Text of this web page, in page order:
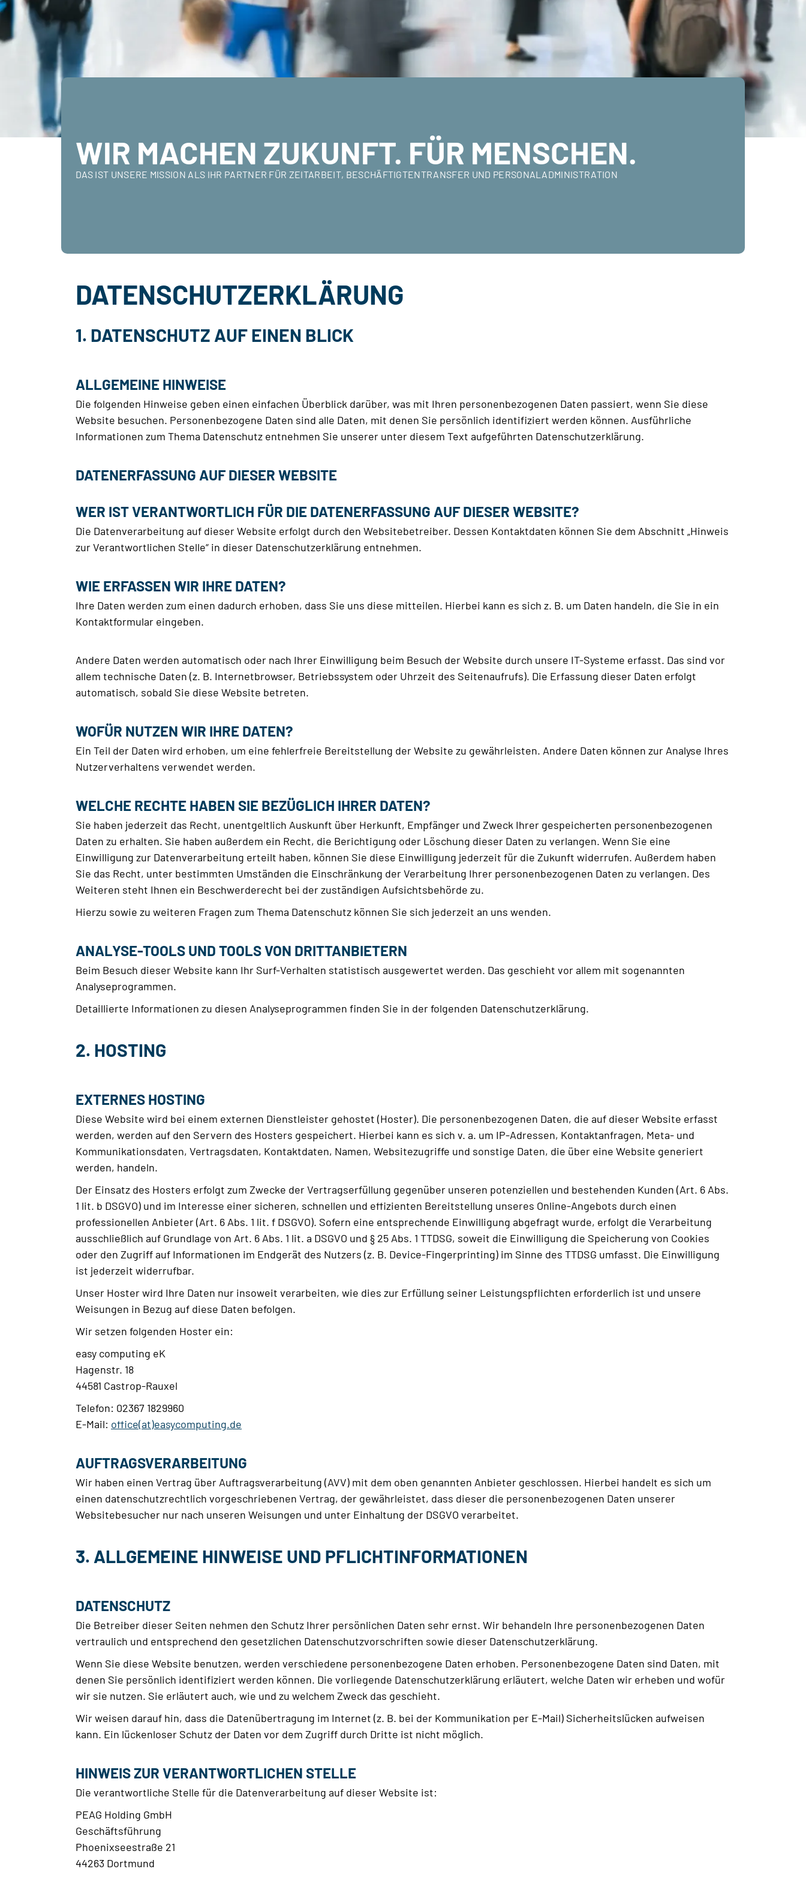
WIR MACHEN ZUKUNFT. FÜR MENSCHEN.
DAS IST UNSERE MISSION ALS IHR PARTNER FÜR ZEITARBEIT, BESCHÄFTIGTENTRANSFER UND PERSONALADMINISTRATION
DATENSCHUTZERKLÄRUNG
1. DATENSCHUTZ AUF EINEN BLICK
ALLGEMEINE HINWEISE
Die folgenden Hinweise geben einen einfachen Überblick darüber, was mit Ihren personenbezogenen Daten passiert, wenn Sie diese
Website besuchen. Personenbezogene Daten sind alle Daten, mit denen Sie persönlich identifiziert werden können. Ausführliche
Informationen zum Thema Datenschutz entnehmen Sie unserer unter diesem Text aufgeführten Datenschutzerklärung.
DATENERFASSUNG AUF DIESER WEBSITE
WER IST VERANTWORTLICH FÜR DIE DATENERFASSUNG AUF DIESER WEBSITE?
Die Datenverarbeitung auf dieser Website erfolgt durch den Websitebetreiber. Dessen Kontaktdaten können Sie dem Abschnitt „Hinweis
zur Verantwortlichen Stelle“ in dieser Datenschutzerklärung entnehmen.
WIE ERFASSEN WIR IHRE DATEN?
Ihre Daten werden zum einen dadurch erhoben, dass Sie uns diese mitteilen. Hierbei kann es sich z. B. um Daten handeln, die Sie in ein
Kontaktformular eingeben.
Andere Daten werden automatisch oder nach Ihrer Einwilligung beim Besuch der Website durch unsere IT-Systeme erfasst. Das sind vor
allem technische Daten (z. B. Internetbrowser, Betriebssystem oder Uhrzeit des Seitenaufrufs). Die Erfassung dieser Daten erfolgt
automatisch, sobald Sie diese Website betreten.
WOFÜR NUTZEN WIR IHRE DATEN?
Ein Teil der Daten wird erhoben, um eine fehlerfreie Bereitstellung der Website zu gewährleisten. Andere Daten können zur Analyse Ihres
Nutzerverhaltens verwendet werden.
WELCHE RECHTE HABEN SIE BEZÜGLICH IHRER DATEN?
Sie haben jederzeit das Recht, unentgeltlich Auskunft über Herkunft, Empfänger und Zweck Ihrer gespeicherten personenbezogenen
Daten zu erhalten. Sie haben außerdem ein Recht, die Berichtigung oder Löschung dieser Daten zu verlangen. Wenn Sie eine
Einwilligung zur Datenverarbeitung erteilt haben, können Sie diese Einwilligung jederzeit für die Zukunft widerrufen. Außerdem haben
Sie das Recht, unter bestimmten Umständen die Einschränkung der Verarbeitung Ihrer personenbezogenen Daten zu verlangen. Des
Weiteren steht Ihnen ein Beschwerderecht bei der zuständigen Aufsichtsbehörde zu.
Hierzu sowie zu weiteren Fragen zum Thema Datenschutz können Sie sich jederzeit an uns wenden.
ANALYSE-TOOLS UND TOOLS VON DRITTANBIETERN
Beim Besuch dieser Website kann Ihr Surf-Verhalten statistisch ausgewertet werden. Das geschieht vor allem mit sogenannten
Analyseprogrammen.
Detaillierte Informationen zu diesen Analyseprogrammen finden Sie in der folgenden Datenschutzerklärung.
2. HOSTING
EXTERNES HOSTING
Diese Website wird bei einem externen Dienstleister gehostet (Hoster). Die personenbezogenen Daten, die auf dieser Website erfasst
werden, werden auf den Servern des Hosters gespeichert. Hierbei kann es sich v. a. um IP-Adressen, Kontaktanfragen, Meta- und
Kommunikationsdaten, Vertragsdaten, Kontaktdaten, Namen, Websitezugriffe und sonstige Daten, die über eine Website generiert
werden, handeln.
Der Einsatz des Hosters erfolgt zum Zwecke der Vertragserfüllung gegenüber unseren potenziellen und bestehenden Kunden (Art. 6 Abs.
1 lit. b DSGVO) und im Interesse einer sicheren, schnellen und effizienten Bereitstellung unseres Online-Angebots durch einen
professionellen Anbieter (Art. 6 Abs. 1 lit. f DSGVO). Sofern eine entsprechende Einwilligung abgefragt wurde, erfolgt die Verarbeitung
ausschließlich auf Grundlage von Art. 6 Abs. 1 lit. a DSGVO und § 25 Abs. 1 TTDSG, soweit die Einwilligung die Speicherung von Cookies
oder den Zugriff auf Informationen im Endgerät des Nutzers (z. B. Device-Fingerprinting) im Sinne des TTDSG umfasst. Die Einwilligung
ist jederzeit widerrufbar.
Unser Hoster wird Ihre Daten nur insoweit verarbeiten, wie dies zur Erfüllung seiner Leistungspflichten erforderlich ist und unsere
Weisungen in Bezug auf diese Daten befolgen.
Wir setzen folgenden Hoster ein:
easy computing eK
Hagenstr. 18
44581 Castrop-Rauxel
Telefon: 02367 1829960
E-Mail: office(at)easycomputing.de
AUFTRAGSVERARBEITUNG
Wir haben einen Vertrag über Auftragsverarbeitung (AVV) mit dem oben genannten Anbieter geschlossen. Hierbei handelt es sich um
einen datenschutzrechtlich vorgeschriebenen Vertrag, der gewährleistet, dass dieser die personenbezogenen Daten unserer
Websitebesucher nur nach unseren Weisungen und unter Einhaltung der DSGVO verarbeitet.
3. ALLGEMEINE HINWEISE UND PFLICHTINFORMATIONEN
DATENSCHUTZ
Die Betreiber dieser Seiten nehmen den Schutz Ihrer persönlichen Daten sehr ernst. Wir behandeln Ihre personenbezogenen Daten
vertraulich und entsprechend den gesetzlichen Datenschutzvorschriften sowie dieser Datenschutzerklärung.
Wenn Sie diese Website benutzen, werden verschiedene personenbezogene Daten erhoben. Personenbezogene Daten sind Daten, mit
denen Sie persönlich identifiziert werden können. Die vorliegende Datenschutzerklärung erläutert, welche Daten wir erheben und wofür
wir sie nutzen. Sie erläutert auch, wie und zu welchem Zweck das geschieht.
Wir weisen darauf hin, dass die Datenübertragung im Internet (z. B. bei der Kommunikation per E-Mail) Sicherheitslücken aufweisen
kann. Ein lückenloser Schutz der Daten vor dem Zugriff durch Dritte ist nicht möglich.
HINWEIS ZUR VERANTWORTLICHEN STELLE
Die verantwortliche Stelle für die Datenverarbeitung auf dieser Website ist:
PEAG Holding GmbH
Geschäftsführung
Phoenixseestraße 21
44263 Dortmund